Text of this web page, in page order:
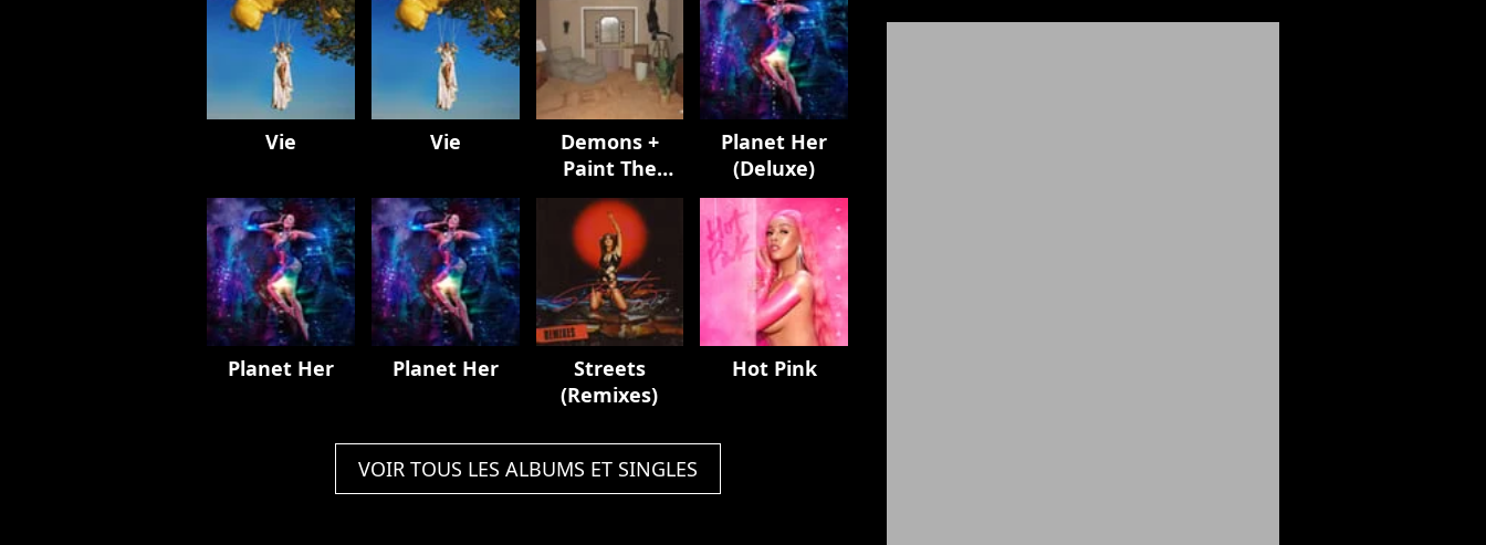
Vie Vie
Demons +
Paint The
Town Red
Planet Her
(Deluxe)
Planet Her Planet Her
Streets
(Remixes)
Hot Pink
VOIR TOUS LES ALBUMS ET SINGLES